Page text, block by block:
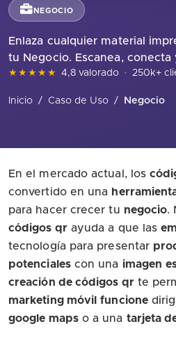
NEGOCIO
Enlaza cualquier material
tu Negocio. Escanea, conecta
★★★★★ 4,8 valorado · 250k+
Inicio / Caso de Uso / Negocio
En el mercado actual, los
convertido en una
para hacer crecer tu negocio.
códigos qrayuda a que las
tecnología para presentar
potencialescon una imagen
creación de códigos qrte
marketing móvil funcione
google mapso a una tarjeta